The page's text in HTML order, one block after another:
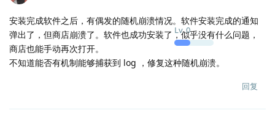
Lv.0
安装完成软件之后，有偶发的随机崩溃情况。软件安装完成的通知
弹出了，但商店崩溃了。软件也成功安装了，似乎没有什么问题，
商店也能手动再次打开。
不知道能否有机制能够捕获到 log ，修复这种随机崩溃。
回复